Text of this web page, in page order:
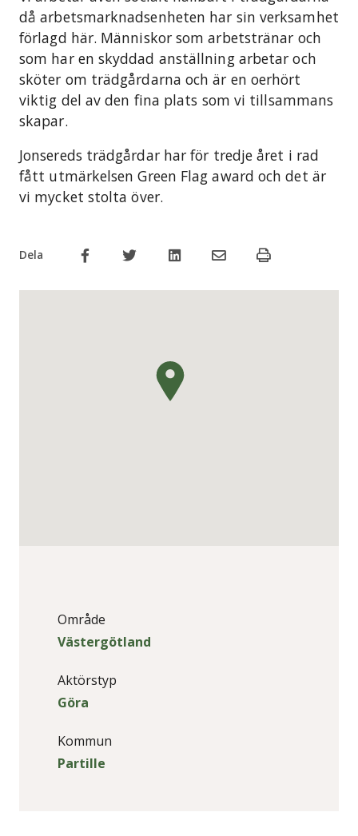
då arbetsmarknadsenheten har sin verksamhet
förlagd här. Människor som arbetstränar och
som har en skyddad anställning arbetar och
sköter om trädgårdarna och är en oerhört
viktig del av den fina plats som vi tillsammans
skapar.
Jonsereds trädgårdar har för tredje året i rad
fått utmärkelsen Green Flag award och det är
vi mycket stolta över.
Dela
Område
Västergötland
Aktörstyp
Göra
Kommun
Partille